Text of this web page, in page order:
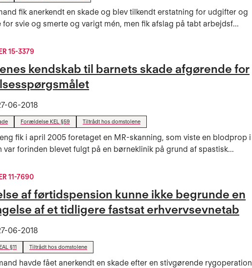
fik anerkendt en skade og blev tilkendt erstatning for udgifter og
svie og smerte og varigt mén, men fik afslag på tabt arbejdsf...
15-3379
kendskab til barnets skade afgørende for
06-2018
Forældelse KEL §59 Tiltrådt hos domstolene
fik i april 2005 foretaget en MR-skanning, som viste en blodprop i
var forinden blevet fulgt på en børneklinik på grund af spastisk...
11-7690
af førtidspension kunne ikke begrunde en
af et tidligere fastsat erhvervsevnetab
06-2018
§11 Tiltrådt hos domstolene
havde fået anerkendt en skade efter en stivgørende rygoperation